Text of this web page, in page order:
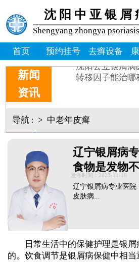
沈阳中亚银屑
Shengyang zhongya
首页 预约挂号 去癣设备
新闻
资讯
牛皮癣掉皮屑掉
牛皮皮癣偏方-
沈阳银屑病炎症
皮癣图片初期症
癣是为什么
沈阳公立银屑
转移因子能治哪
导航: > 中老年皮癣
辽宁银屑病
食物是发物
发布时间：2023-11-16
辽宁银屑病专业医
皮肤病...
日常生活中的保健护理是银屑
的。饮食调节是银屑病保健中相